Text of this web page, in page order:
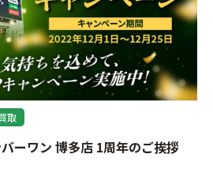
取
ーワン 博多店 1周年のご挨拶